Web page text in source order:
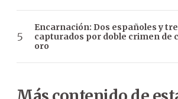
Encarnación: Dos españoles y
capturados por doble crimen de
oro